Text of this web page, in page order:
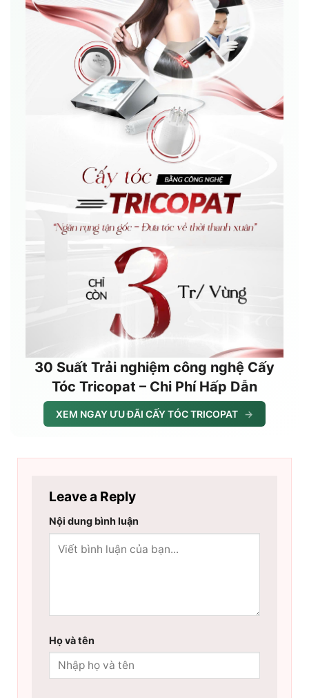
30 Suất Trải nghiệm công nghệ Cấy
Tóc Tricopat – Chi Phí Hấp Dẫn
XEM NGAY ƯU ĐÃI CẤY TÓC TRICOPAT →
Leave a Reply
Nội dung bình luận
Họ và tên